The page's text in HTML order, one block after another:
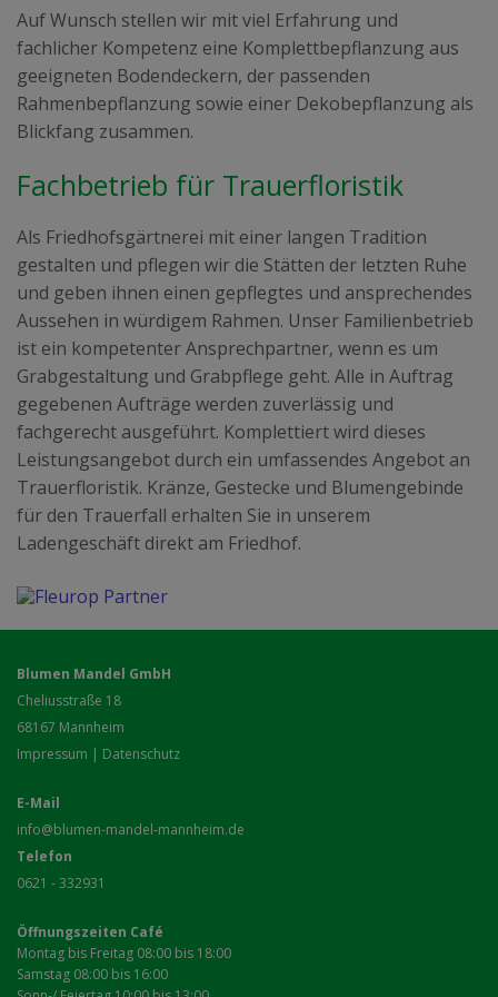
Auf Wunsch stellen wir mit viel Erfahrung und
fachlicher Kompetenz eine Komplettbepflanzung aus
geeigneten Bodendeckern, der passenden
Rahmenbepflanzung sowie einer Dekobepflanzung als
Blickfang zusammen.
Fachbetrieb für Trauerfloristik
Als Friedhofsgärtnerei mit einer langen Tradition
gestalten und pflegen wir die Stätten der letzten Ruhe
und geben ihnen einen gepflegtes und ansprechendes
Aussehen in würdigem Rahmen. Unser Familienbetrieb
ist ein kompetenter Ansprechpartner, wenn es um
Grabgestaltung und Grabpflege geht. Alle in Auftrag
gegebenen Aufträge werden zuverlässig und
fachgerecht ausgeführt. Komplettiert wird dieses
Leistungsangebot durch ein umfassendes Angebot an
Trauerfloristik. Kränze, Gestecke und Blumengebinde
für den Trauerfall erhalten Sie in unserem
Ladengeschäft direkt am Friedhof.
Blumen Mandel GmbH
Cheliusstraße 18
68167 Mannheim
Impressum | Datenschutz
E-Mail
info@blumen-mandel-mannheim.de
Telefon
0621 - 332931
Öffnungszeiten Café
Montag bis Freitag 08:00 bis 18:00
Samstag 08:00 bis 16:00